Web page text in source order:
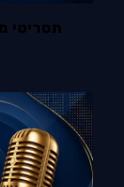
תסריטי